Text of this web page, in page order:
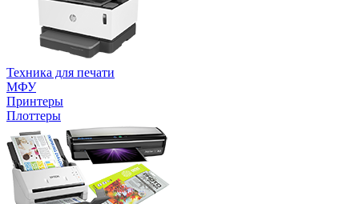
Техника для печати
МФУ
Принтеры
Плоттеры